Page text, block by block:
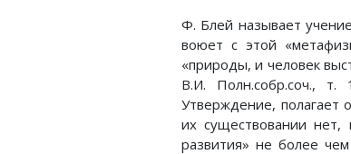
Ф. Блей называет
воюет с этой
«природы, и человек
В.И. Полн.собр.соч.,
Утверждение, полагает
их существовании
развития» не более